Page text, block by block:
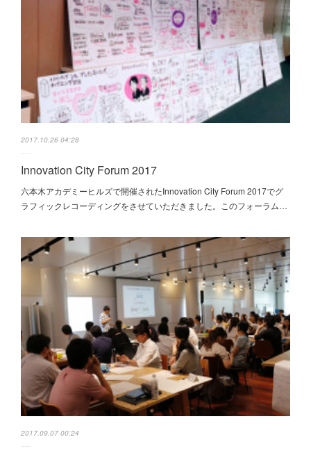
2017.10.26 04:28
Innovation City Forum 2017
六本木アカデミーヒルズで開催されたInnovation City Forum 2017でグ
ラフィックレコーディングをさせていただきました。このフォーラム…
2017.09.07 00:24